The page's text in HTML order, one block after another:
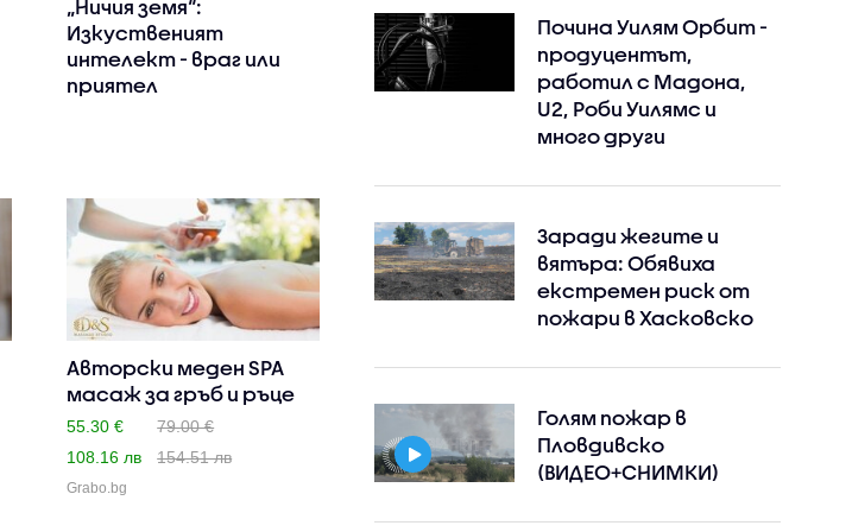
„Ничия земя“:
Изкуственият
интелект - враг или
приятел
Авторски меден SPA
масаж за гръб и ръце
55.30 €
79.00 €
108.16 лв
154.51 лв
Grabo.bg
Почина Уилям Орбит -
продуцентът,
работил с Мадона,
U2, Роби Уилямс и
много други
Заради жегите и
вятъра: Обявиха
екстремен риск от
пожари в Хасковско
Голям пожар в
Пловдивско
(ВИДЕО+СНИМКИ)